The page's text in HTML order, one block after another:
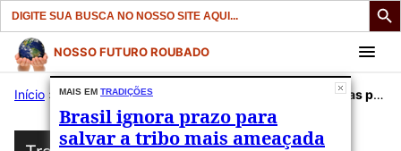
Search
for:
Pular
para
conteúdo
NOSSO FUTURO ROUBADO
Início » Publicações»Tradições CPI da Funai : Ruralistas pintados para a guerra.
MAIS EM TRADIÇÕES
Brasil ignora prazo para
salvar a tribo mais ameaçada